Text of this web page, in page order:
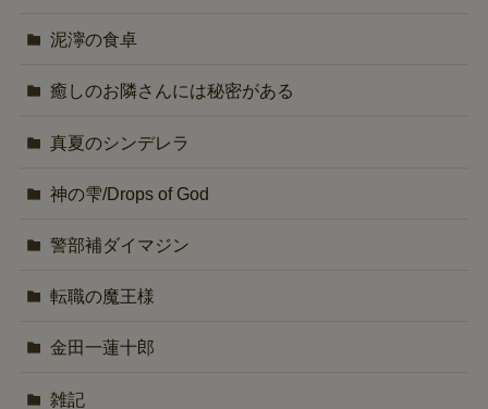
泥濘の食卓
癒しのお隣さんには秘密がある
真夏のシンデレラ
神の雫/Drops of God
警部補ダイマジン
転職の魔王様
金田一蓮十郎
雑記